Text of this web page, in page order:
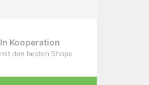
In Kooperation
mit den besten Shops